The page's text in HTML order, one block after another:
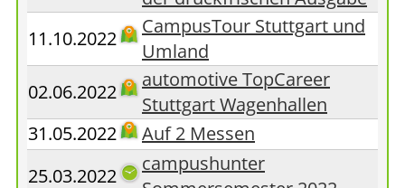
11.10.2022
CampusTour Stuttgart und
Umland
02.06.2022
automotive TopCareer
Stuttgart Wagenhallen
31.05.2022
Auf 2 Messen
25.03.2022
campushunter